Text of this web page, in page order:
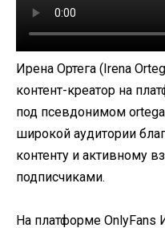
Ирена Ортега (Irena
контент-креатор на
под псевдонимом
широкой аудитории
контенту и активному
подписчиками.​
На платформе OnlyFans